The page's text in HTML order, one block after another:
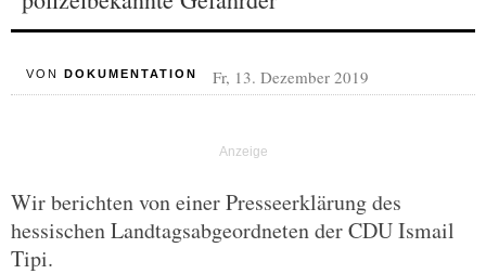
VON DOKUMENTATION Fr, 13. Dezember 2019
Wir berichten von einer Presseerklärung des
hessischen Landtagsabgeordneten der CDU Ismail
Tipi.